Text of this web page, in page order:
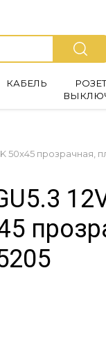
КАБЕЛЬ
50x45 прозрачная,